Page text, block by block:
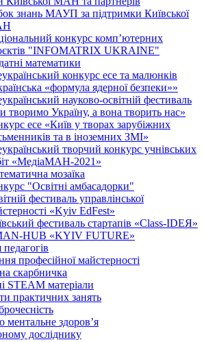
знань МАУП за підтримки Київської
конкурс комп’ютерних
"INFOMATRIX UKRAINE"
математики
конкурс есе та малюнків
«формула ядерної безпеки»»
науково-освітній фестиваль
творимо Україну, а вона творить нас»
есе «Київ у творах зарубіжних
та в іноземних ЗМІ»
творчий конкурс учнівських
«МедіаМАН-2021»
мозаїка
"Освітні амбасадорки"
фестиваль управлінської
«Kyiv EdFest»
фестиваль стартапів «Class-IDEЯ»
HUB «KYIV FUTURE»
професійної майстерності
скарбничка
STEAM матеріали
практичних занять
ментальне здоровʼя
досліднику